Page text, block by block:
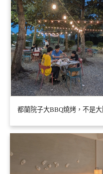
都蘭院子大BBQ燒烤，不是